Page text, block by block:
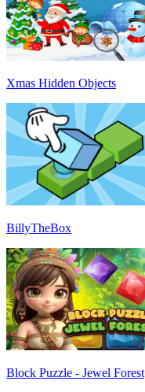
Xmas Hidden Objects
BillyTheBox
Block Puzzle - Jewel Forest